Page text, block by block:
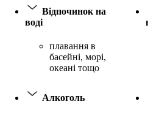
Відпочинок на
воді
плавання в
басейні, морі,
океані тощо
Алкоголь